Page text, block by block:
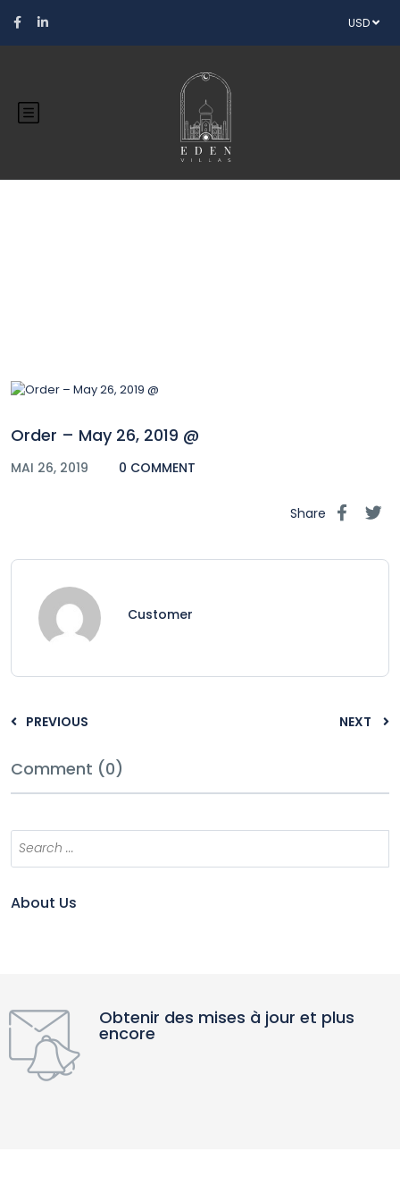
USD
Order – May 26, 2019 @
MAI 26, 2019 0 COMMENT
Share
Customer
PREVIOUS NEXT
Comment (0)
About Us
Obtenir des mises à jour et plus
encore